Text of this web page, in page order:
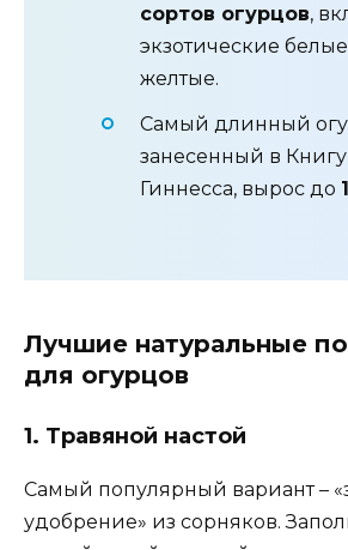
сортов огурцов,
экзотические
желтые.
Самый длинный
занесенный в
Гиннесса, вырос до
Лучшие натуральные
для огурцов
1. Травяной настой
Самый популярный вариант –
удобрение» из сорняков.